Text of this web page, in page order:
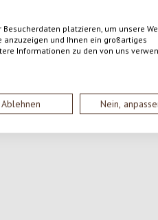
platzieren, um unsere
und Ihnen ein großartiges
Informationen zu den von uns
Ablehnen Nein,